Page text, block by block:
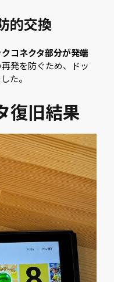
的交換
コネクタ部分が発端
発を防ぐため、ドッ
た。
復旧結果